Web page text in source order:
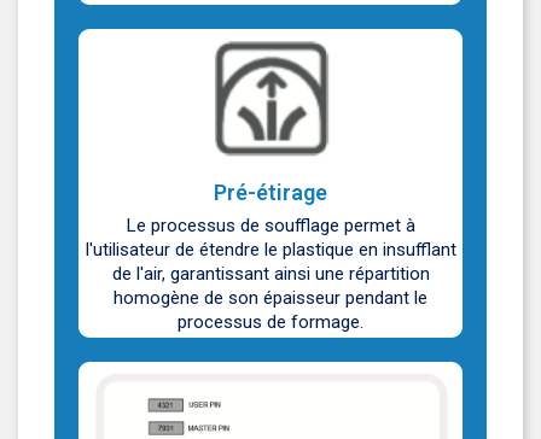
Pré-étirage
Le processus de soufflage permet à
l'utilisateur de étendre le plastique en insufflant
de l'air, garantissant ainsi une répartition
homogène de son épaisseur pendant le
processus de formage.